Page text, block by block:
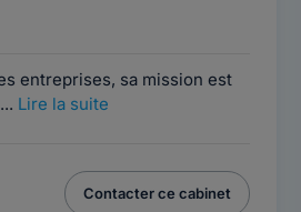
entreprises, sa mission est
Lire la suite
Contacter ce cabinet